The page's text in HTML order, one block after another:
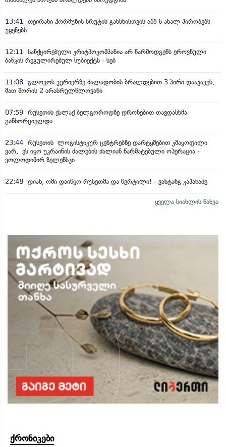
13:41
თეირანი ჰორმუზის სრუტის გახსნისთვის აშშ-ს ახალ პირობებს
უყენებს
12:11
სანქცირებული კრიტპოკომპანია არ წარმოდგენს ეროვნული
ბანკის რეგულირებულ სუბიექტს - სებ
11:08 გლოვოს კურიერზე ძალადობის ბრალდებით 3 პირი დააკავეს,
მათ შორის 2 არასრულწლოვანი
07:59 რუსეთის ქალაქ ბელგოროდზე დრონებით თავდასხმა
განხორციელდა
23:44 რუსეთის ლოგისტიკურ ცენტრებზე დარტყმებით კმაყოფილი
ვარ, ეს იყო უკრაინის ძალების ძალიან წარმატებული ოპერაცია -
ვოლოდიმირ ზელენსკი
22:48 დიახ, ომი დაიწყო რუსეთმა და წერტილი! - ვახტანგ კაპანაძე
ყველა სიახლის ნახვა
ქრონიკები